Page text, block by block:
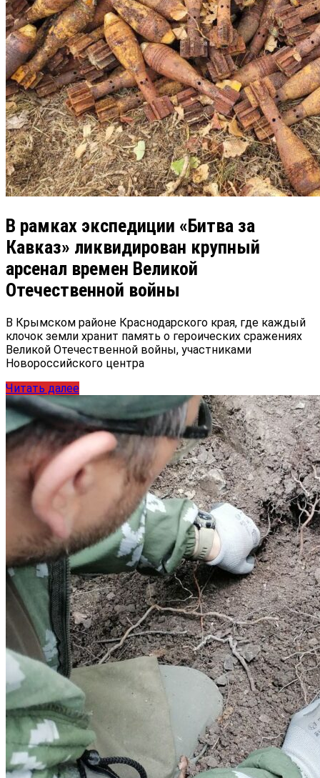
В рамках экспедиции «Битва за
Кавказ» ликвидирован крупный
арсенал времен Великой
Отечественной войны
В Крымском районе Краснодарского края, где каждый
клочок земли хранит память о героических сражениях
Великой Отечественной войны, участниками
Новороссийского центра
Читать далее